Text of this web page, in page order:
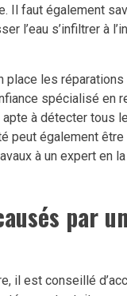
Il faut également
l’eau s’infiltrer à
place les
spécialisé en
à détecter tous
peut également
à un expert en
par
il est conseillé